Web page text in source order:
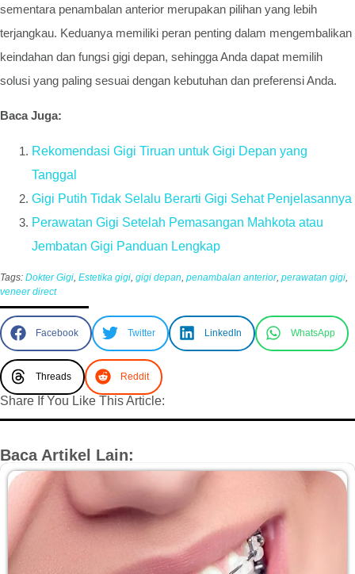
sementara penambalan anterior merupakan pilihan yang lebih
terjangkau. Keduanya memiliki peran penting dalam mengembalikan
keindahan dan fungsi gigi depan, sehingga Anda dapat memilih
solusi yang paling sesuai dengan kebutuhan dan preferensi Anda.
Baca Juga:
Rekomendasi Gigi Tiruan untuk Gigi Depan yang
Tanggal
Gigi Putih Tidak Selalu Berarti Gigi Sehat Penjelasannya
Perawatan Gigi Setelah Pemasangan Mahkota atau
Jembatan Gigi Panduan Lengkap
Tags: Dokter Gigi, Estetika gigi, gigi depan, penambalan anterior, perawatan gigi,
veneer direct
Facebook Twitter LinkedIn WhatsApp
Threads Reddit
Share If You Like This Article:
Baca Artikel Lain: